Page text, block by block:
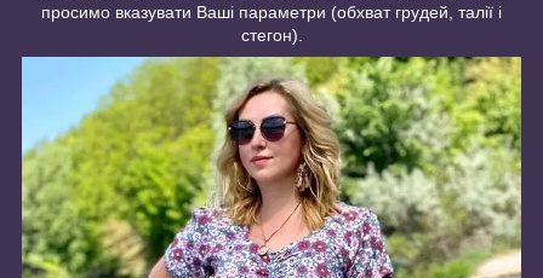
просимо вказувати Ваші параметри (обхват грудей, талії і
стегон).